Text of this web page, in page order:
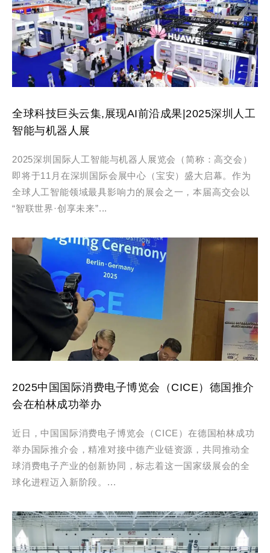
全球科技巨头云集,展现AI前沿成果|2025深圳人工
智能与机器人展
2025深圳国际人工智能与机器人展览会（简称：高交会）
即将于11月在深圳国际会展中心（宝安）盛大启幕。作为
全球人工智能领域最具影响力的展会之一，本届高交会以
“智联世界·创享未来”...
2025中国国际消费电子博览会（CICE）德国推介
会在柏林成功举办
近日，中国国际消费电子博览会（CICE）在德国柏林成功
举办国际推介会，精准对接中德产业链资源，共同推动全
球消费电子产业的创新协同，标志着这一国家级展会的全
球化进程迈入新阶段。...